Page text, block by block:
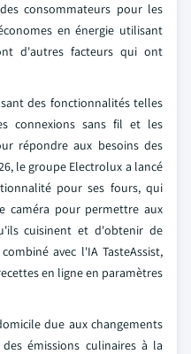
consommateurs pour les
en énergie utilisant
d'autres facteurs qui ont
des fonctionnalités telles
connexions sans fil et les
répondre aux besoins des
le groupe Electrolux a lancé
pour ses fours, qui
caméra pour permettre aux
cuisinent et d'obtenir de
avec l'IA TasteAssist,
en ligne en paramètres
due aux changements
émissions culinaires à la